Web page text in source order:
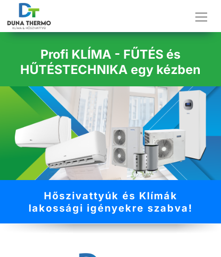
Profi KLÍMA - FŰTÉS és
HŰTÉSTECHNIKA egy kézben
Hőszivattyúk és Klímák
lakossági igényekre szabva!